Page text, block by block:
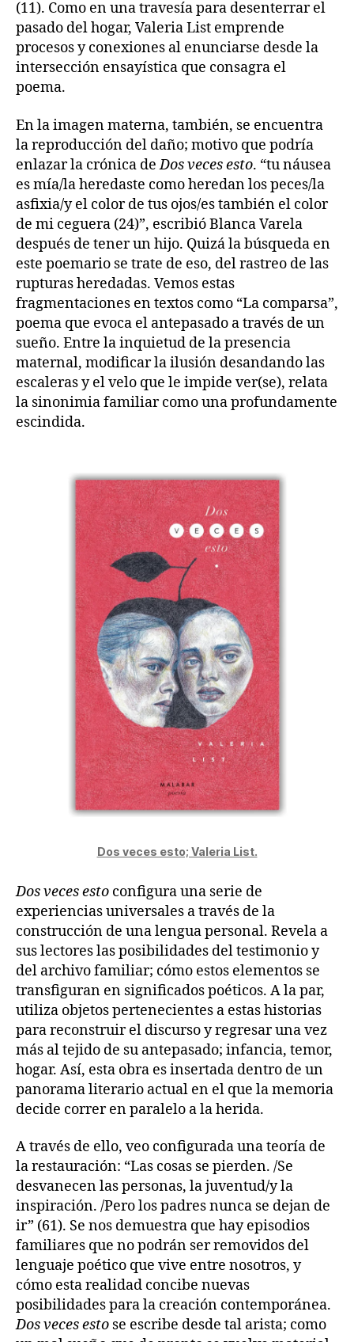
(11). Como en una travesía para desenterrar el
pasado del hogar, Valeria List emprende
procesos y conexiones al enunciarse desde la
intersección ensayística que consagra el
poema.
En la imagen materna, también, se encuentra
la reproducción del daño; motivo que podría
enlazar la crónica deDos veces esto. “tu náusea
es mía/la heredaste como heredan los peces/la
asfixia/y el color de tus ojos/es también el color
de mi ceguera (24)”, escribió Blanca Varela
después de tener un hijo. Quizá la búsqueda en
este poemario se trate de eso, del rastreo de las
rupturas heredadas. Vemos estas
fragmentaciones en textos como “La comparsa”,
poema que evoca el antepasado a través de un
sueño. Entre la inquietud de la presencia
maternal, modificar la ilusión desandando las
escaleras y el velo que le impide ver(se), relata
la sinonimia familiar como una profundamente
escindida.
Dos veces esto; Valeria List.
Dos veces esto configura una serie de
experiencias universales a través de la
construcción de una lengua personal. Revela a
sus lectores las posibilidades del testimonio y
del archivo familiar; cómo estos elementos se
transfiguran en significados poéticos. A la par,
utiliza objetos pertenecientes a estas historias
para reconstruir el discurso y regresar una vez
más al tejido de su antepasado; infancia, temor,
hogar. Así, esta obra es insertada dentro de un
panorama literario actual en el que la memoria
decide correr en paralelo a la herida.
A través de ello, veo configurada una teoría de
la restauración: “Las cosas se pierden. /Se
desvanecen las personas, la juventud/y la
inspiración. /Pero los padres nunca se dejan de
ir” (61). Se nos demuestra que hay episodios
familiares que no podrán ser removidos del
lenguaje poético que vive entre nosotros, y
cómo esta realidad concibe nuevas
posibilidades para la creación contemporánea.
Dos veces esto se escribe desde tal arista; como